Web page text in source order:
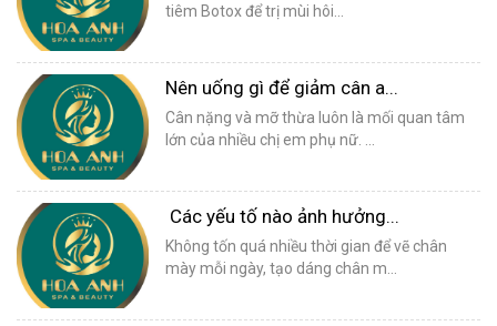
tiêm Botox để trị mùi hôi...
Nên uống gì để giảm cân a...
Cân nặng và mỡ thừa luôn là mối quan tâm
lớn của nhiều chị em phụ nữ. ...
Các yếu tố nào ảnh hưởng...
Không tốn quá nhiều thời gian để vẽ chân
mày mỗi ngày, tạo dáng chân m...